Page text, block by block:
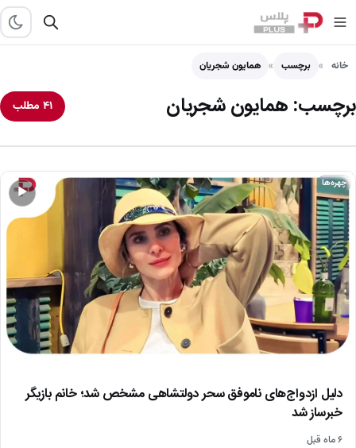
خانه برچسب همایون شجریان
برچسب: همایون شجریان ۴۱ مطلب
▶
چهره‌ها
دلیل ازدواج‌های ناموفق سحر دولتشاهی مشخص شد؛ خانم بازیگر
خبرساز شد
۶ ماه قبل